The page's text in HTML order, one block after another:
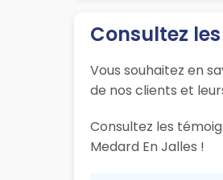
Consultez
Vous souhaitez en
de nos clients et
Consultez les
Medard En Jalles !